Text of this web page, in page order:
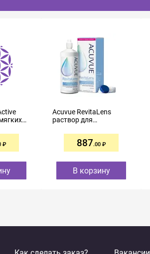
Acuvue RevitaLens
раствор для
многофункциональный
887.00
В корзину